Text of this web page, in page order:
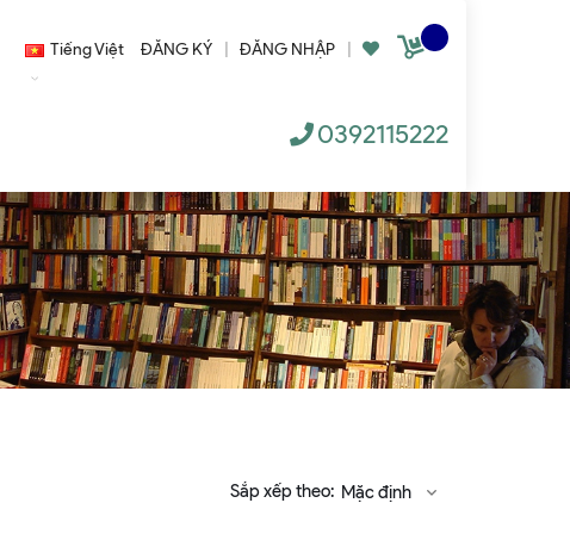
ĐĂNG KÝ ĐĂNG NHẬP
Tiếng Việt
0392115222
Sắp xếp theo: Mặc định